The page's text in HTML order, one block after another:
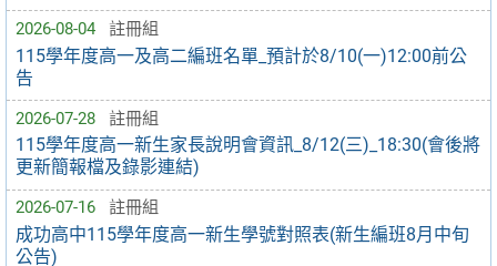
2026-08-04 註冊組
115學年度高一及高二編班名單_預計於8/10(一)12:00前公
告
2026-07-28 註冊組
115學年度高一新生家長說明會資訊_8/12(三)_18:30(會後將
更新簡報檔及錄影連結)
2026-07-16 註冊組
成功高中115學年度高一新生學號對照表(新生編班8月中旬
公告)